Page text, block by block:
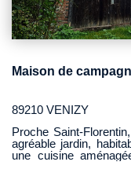
Maison de
89210 VENIZY
Proche Saint-
agréable jardin,
une cuisine